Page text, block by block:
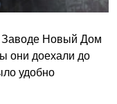
Заводе Новый Дом
они доехали до
удобно